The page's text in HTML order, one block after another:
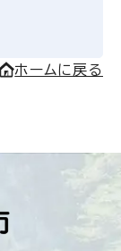
ホームに戻る